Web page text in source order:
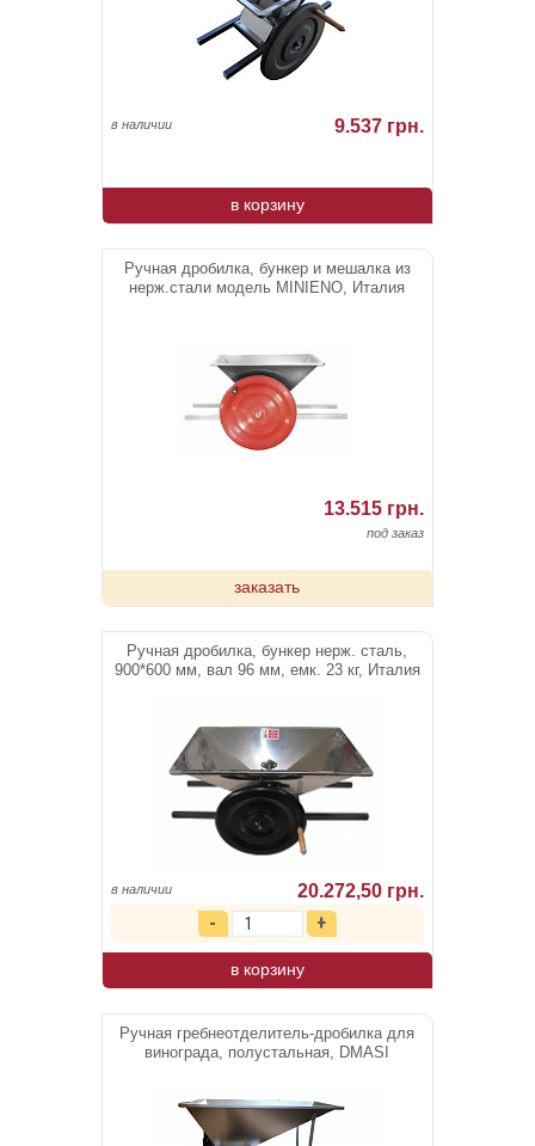
в наличии 9.537 грн.
в корзину
Ручная дробилка, бункер и мешалка из
нерж.стали модель MINIENO, Италия
13.515 грн.
под заказ
заказать
Ручная дробилка, бункер нерж. сталь,
900*600 мм, вал 96 мм, емк. 23 кг, Италия
в наличии 20.272,50 грн.
в корзину
Ручная гребнеотделитель-дробилка для
винограда, полустальная, DMASI